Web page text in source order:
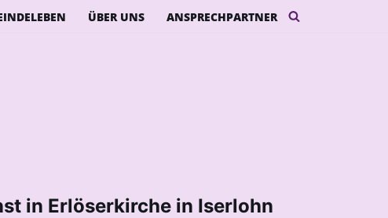
ÜBER UNS ANSPRECHPARTNER
in Erlöserkirche in Iserlohn